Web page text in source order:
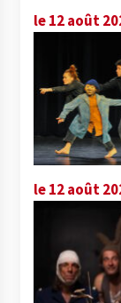
le 12 août
le 12 août